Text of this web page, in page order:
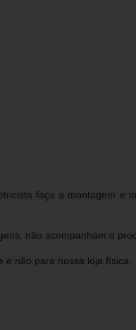
faça a montagem e
não acompanham o
não para nossa loja física.